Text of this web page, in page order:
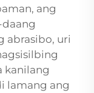
ang
abrasibo, uri
kanilang
lamang ang